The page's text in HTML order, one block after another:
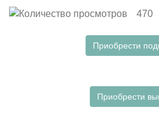
470
Приобрести
Приобрести